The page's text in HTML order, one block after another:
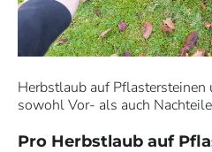
Herbstlaub auf
sowohl Vor- als auch
Pro Herbstlaub auf